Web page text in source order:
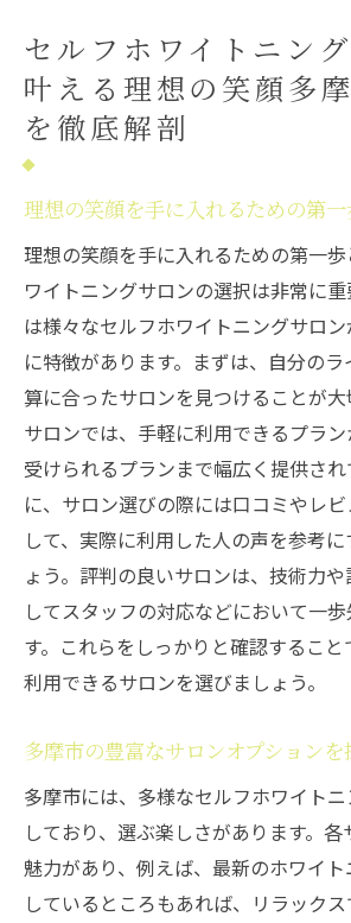
理想の笑顔を支える最新技術
多摩市で話題のセルフホワイト
新技術で白い歯を手軽に
手軽で安全なホワイトニング
多摩市のサロンで体験する
心地よい環境でリラックス
多摩市のホワイトニング最
プロの技術を身近に感じる瞬
セルフホワイトニングサロンの
で手に入れる美しい笑顔
セルフホワイトニングの人
自分に合ったサロン選びの
笑顔を輝かせるためのサロ
多摩市のサロンで得られる
お手頃価格で手に入る美し
長く続けられるセルフケアの
セルフホワイトニングサロンの
自分のペースで進められる
短時間で得られる効果に注
手軽さがもたらす継続のし
セルフホワイトニン
叶える理想の笑顔多
を徹底解剖
理想の笑顔を手に入れるための第
理想の笑顔を手に入れるための第一
ワイトニングサロンの選択は非常に
は様々なセルフホワイトニングサロ
に特徴があります。まずは、自分の
算に合ったサロンを見つけることが
サロンでは、手軽に利用できるプラ
受けられるプランまで幅広く提供さ
に、サロン選びの際には口コミやレ
して、実際に利用した人の声を参考
ょう。評判の良いサロンは、技術力
してスタッフの対応などにおいて一
す。これらをしっかりと確認すること
利用できるサロンを選びましょう。
多摩市の豊富なサロンオプションを
多摩市には、多様なセルフホワイト
しており、選ぶ楽しさがあります。
魅力があり、例えば、最新のホワイ
しているところもあれば、リラック